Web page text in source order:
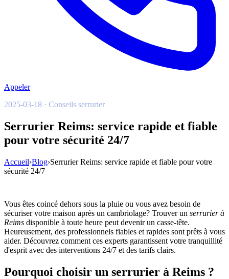
Appeler
2025-03-18 · Conseils serrurier
Serrurier Reims: service rapide et fiable
pour votre sécurité 24/7
Accueil›Blog›Serrurier Reims: service rapide et fiable pour votre
sécurité 24/7
Vous êtes coincé dehors sous la pluie ou vous avez besoin de
sécuriser votre maison après un cambriolage? Trouver un serrurier à
Reims disponible à toute heure peut devenir un casse-tête.
Heureusement, des professionnels fiables et rapides sont prêts à vous
aider. Découvrez comment ces experts garantissent votre tranquillité
d'esprit avec des interventions 24/7 et des tarifs clairs.
Pourquoi choisir un serrurier à Reims ?